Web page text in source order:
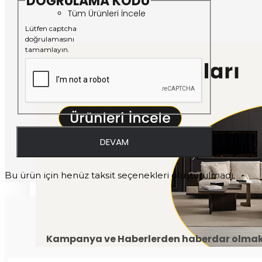
Tüm Ürünleri İncele
Lütfen captcha
doğrulamasını
tamamlayın.
DEVAM
Bu ürün için henüz taksit seçenekleri oluşturulmadı.
Kampanya ve Haberlerden haberdar